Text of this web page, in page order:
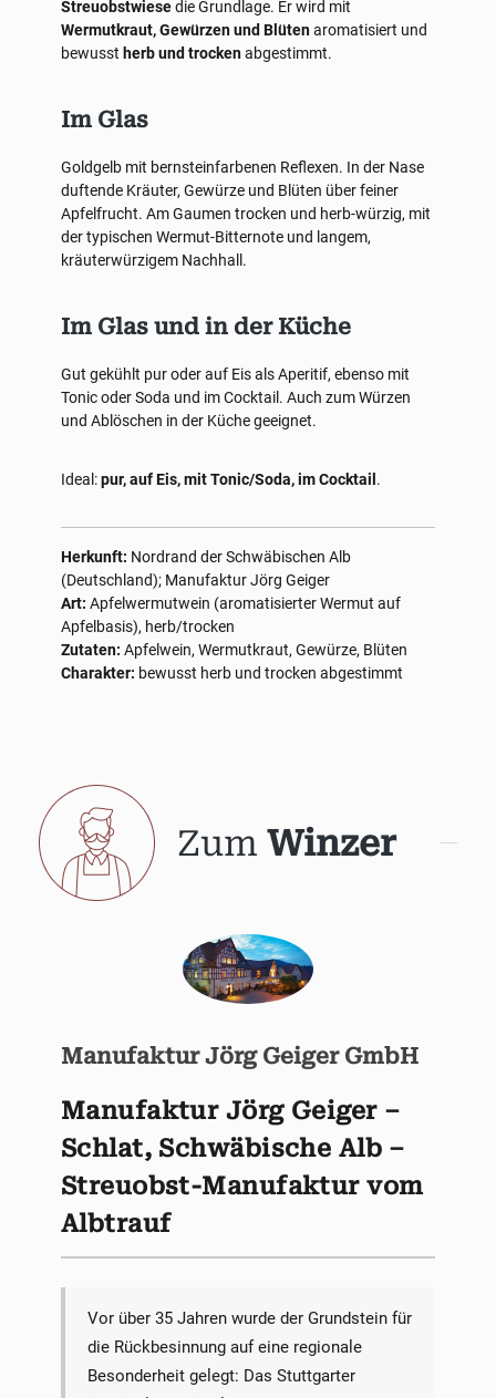
Streuobstwiesedie Grundlage. Er wird mit
Wermutkraut, Gewürzen und Blütenaromatisiert und
bewusst herb und trockenabgestimmt.
Im Glas
Goldgelb mit bernsteinfarbenen Reflexen. In der Nase
duftende Kräuter, Gewürze und Blüten über feiner
Apfelfrucht. Am Gaumen trocken und herb-würzig, mit
der typischen Wermut-Bitternote und langem,
kräuterwürzigem Nachhall.
Im Glas und in der Küche
Gut gekühlt pur oder auf Eis als Aperitif, ebenso mit
Tonic oder Soda und im Cocktail. Auch zum Würzen
und Ablöschen in der Küche geeignet.
Ideal:pur, auf Eis, mit Tonic/Soda, im Cocktail .
Herkunft: Nordrand der Schwäbischen Alb
(Deutschland); Manufaktur Jörg Geiger
Art: Apfelwermutwein (aromatisierter Wermut auf
Apfelbasis), herb/trocken
Zutaten: Apfelwein, Wermutkraut, Gewürze, Blüten
Charakter: bewusst herb und trocken abgestimmt
Zum Winzer
Manufaktur Jörg Geiger GmbH
Manufaktur Jörg Geiger –
Schlat, Schwäbische Alb –
Streuobst-Manufaktur vom
Albtrauf
Vor über 35 Jahren wurde der Grundstein für
die Rückbesinnung auf eine regionale
Besonderheit gelegt: Das Stuttgarter